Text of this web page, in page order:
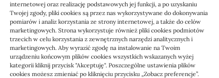
internetowej oraz realizację podstawowych jej funkcji, a po uzyskaniu
Twojej zgody, pliki cookies są przez nas wykorzystywane do dokonywania
pomiarów i analiz korzystania ze strony internetowej, a także do celów
marketingowych. Strona wykorzystuje również pliki cookies podmiotów
trzecich w celu korzystania z zewnętrznych narzędzi analitycznych i
marketingowych. Aby wyrazić zgodę na instalowanie na Twoim
urządzeniu końcowym plików cookies wszystkich wskazanych wyżej
kategorii kliknij przycisk "Akceptuję". Poszczególne ustawienia plików
cookies możesz zmieniać po kliknięciu przycisku „Zobacz preferencje”.